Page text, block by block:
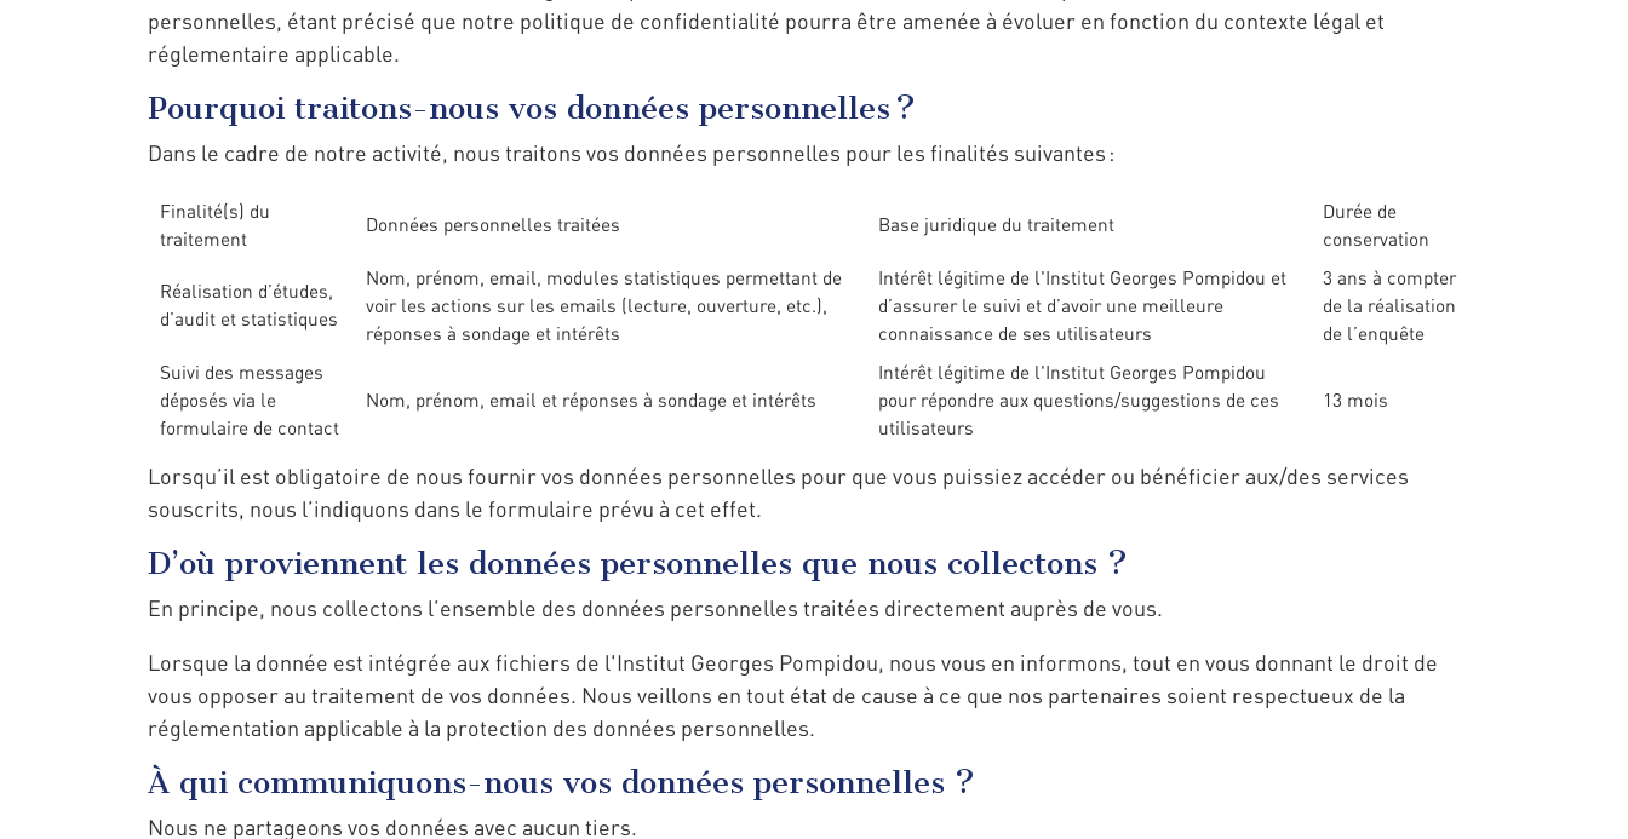
personnelles, étant précisé que notre politique de confidentialité pourra être amenée à évoluer en fonction du contexte légal et
réglementaire applicable.
Pourquoi traitons-nous vos données personnelles ?
Dans le cadre de notre activité, nous traitons vos données personnelles pour les finalités suivantes :
Finalité(s) du
traitement
Données personnelles traitées Base juridique du traitement
Durée de
conservation
Réalisation d’études,
d’audit et statistiques
Nom, prénom, email, modules statistiques permettant de
voir les actions sur les emails (lecture, ouverture, etc.),
réponses à sondage et intérêts
Intérêt légitime de l'Institut Georges Pompidou et
d’assurer le suivi et d’avoir une meilleure
connaissance de ses utilisateurs
3 ans à compter
de la réalisation
de l’enquête
Suivi des messages
déposés via le
formulaire de contact
Nom, prénom, email et réponses à sondage et intérêts
Intérêt légitime de l'Institut Georges Pompidou
pour répondre aux questions/suggestions de ces
utilisateurs
13 mois
Lorsqu’il est obligatoire de nous fournir vos données personnelles pour que vous puissiez accéder ou bénéficier aux/des services
souscrits, nous l’indiquons dans le formulaire prévu à cet effet.
D’où proviennent les données personnelles que nous collectons ?
En principe, nous collectons l’ensemble des données personnelles traitées directement auprès de vous.
Lorsque la donnée est intégrée aux fichiers de l'Institut Georges Pompidou, nous vous en informons, tout en vous donnant le droit de
vous opposer au traitement de vos données. Nous veillons en tout état de cause à ce que nos partenaires soient respectueux de la
réglementation applicable à la protection des données personnelles.
À qui communiquons-nous vos données personnelles ?
Nous ne partageons vos données avec aucun tiers.